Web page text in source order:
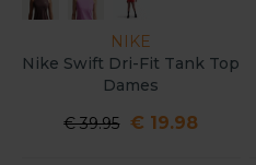
NIKE
Nike Swift Dri-Fit Tank Top
Dames
€ 39.95 € 19.98